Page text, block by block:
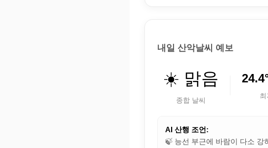
내일 산악날씨 예보
☀️ 맑음
종합 날씨
최
AI 산행 조언:
🍃 능선 부근에 바람이 다소 강